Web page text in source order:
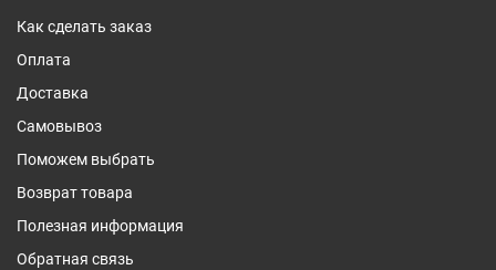
Как сделать заказ
Оплата
Доставка
Самовывоз
Поможем выбрать
Возврат товара
Полезная информация
Обратная связь